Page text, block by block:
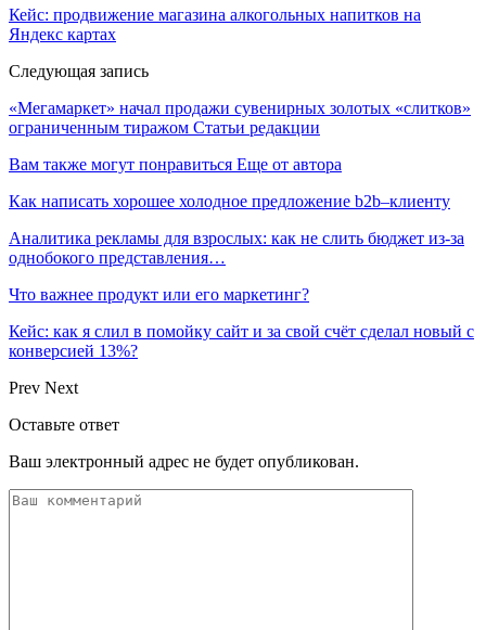
Кейс: продвижение магазина алкогольных напитков на
Яндекс картах
Следующая запись
«Мегамаркет» начал продажи сувенирных золотых «слитков»
ограниченным тиражом Статьи редакции
Вам также могут понравиться Еще от автора
Как написать хорошее холодное предложение b2b–клиенту
Аналитика рекламы для взрослых: как не слить бюджет из-за
однобокого представления…
Что важнее продукт или его маркетинг?
Кейс: как я слил в помойку сайт и за свой счёт сделал новый с
конверсией 13%?
Prev Next
Оставьте ответ
Ваш электронный адрес не будет опубликован.